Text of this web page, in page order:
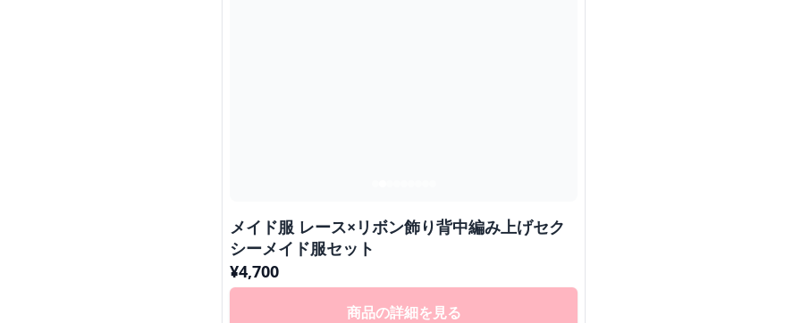
メイド服 レース×リボン飾り背中編み上げセク
シーメイド服セット
¥4,700
商品の詳細を見る